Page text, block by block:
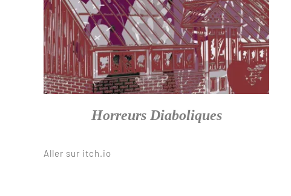
Horreurs Diaboliques
Aller sur itch.io